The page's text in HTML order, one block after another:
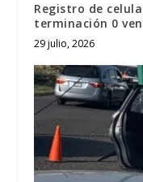
Registro de
terminación 0
29 julio, 2026